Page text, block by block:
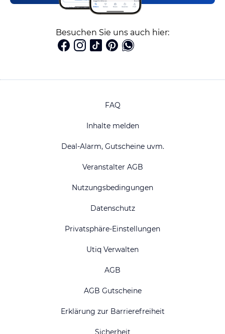
Besuchen Sie uns auch hier:
FAQ
Inhalte melden
Deal-Alarm, Gutscheine uvm.
Veranstalter AGB
Nutzungsbedingungen
Datenschutz
Privatsphäre-Einstellungen
Utiq Verwalten
AGB
AGB Gutscheine
Erklärung zur Barrierefreiheit
Sicherheit